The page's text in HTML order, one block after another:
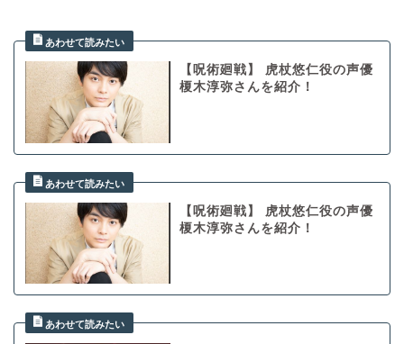
【呪術廻戦】 虎杖悠仁役の声優
榎木淳弥さんを紹介！
【呪術廻戦】 虎杖悠仁役の声優
榎木淳弥さんを紹介！